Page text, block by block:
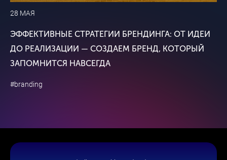
28 МАЯ
ЭФФЕКТИВНЫЕ СТРАТЕГИИ БРЕНДИНГА: ОТ ИДЕИ
ДО РЕАЛИЗАЦИИ — СОЗДАЕМ БРЕНД, КОТОРЫЙ
ЗАПОМНИТСЯ НАВСЕГДА
#branding